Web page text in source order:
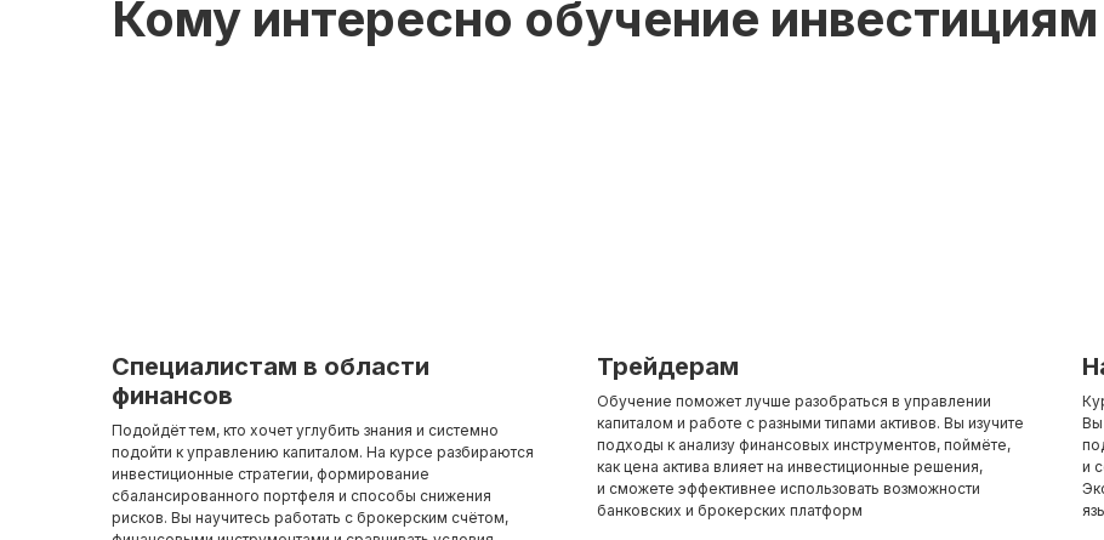
Кому интересно обучение инвестициям
Специалистам в области
финансов
Подойдёт тем, кто хочет углубить знания и системно
подойти к управлению капиталом. На курсе разбираются
инвестиционные стратегии, формирование
сбалансированного портфеля и способы снижения
рисков. Вы научитесь работать с брокерским счётом,
Трейдерам
Обучение поможет лучше разобраться в управлении
капиталом и работе с разными типами активов. Вы изучите
подходы к анализу финансовых инструментов, поймёте,
как цена актива влияет на инвестиционные решения,
и сможете эффективнее использовать возможности
банковских и брокерских платформ
Вы
и